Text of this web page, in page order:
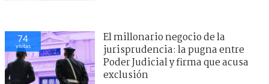
74
visitas
El millonario negocio de la
jurisprudencia: la pugna entre
Poder Judicial y firma que acusa
exclusión